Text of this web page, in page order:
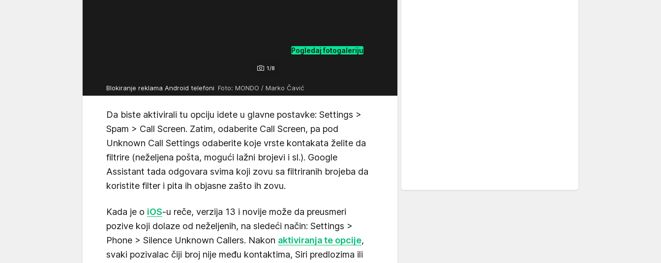
1/8
Pogledaj fotogaleriju
Blokiranje reklama Android telefoni Foto: MONDO / Marko Čavić
Da biste aktivirali tu opciju idete u glavne postavke: Settings >
Spam > Call Screen. Zatim, odaberite Call Screen, pa pod
Unknown Call Settings odaberite koje vrste kontakata želite da
filtrire (neželjena pošta, mogući lažni brojevi i sl.). Google
Assistant tada odgovara svima koji zovu sa filtriranih brojeba da
koristite filter i pita ih objasne zašto ih zovu.
Kada je o iOS-u reče, verzija 13 i novije može da preusmeri
pozive koji dolaze od neželjenih, na sledeći način: Settings >
Phone > Silence Unknown Callers. Nakon aktiviranja te opcije,
svaki pozivalac čiji broj nije među kontaktima, Siri predlozima ili